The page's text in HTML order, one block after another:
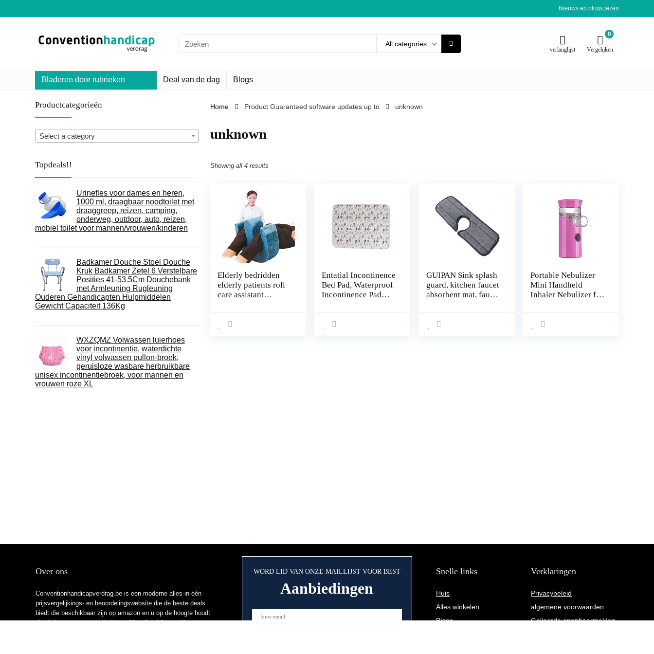
Nieuws en blogs lezen
Search
for:
All categories
verlanglijst
0
Vergelijken
Bladeren door rubrieken Deal van de dag Blogs
Productcategorieën
Select a category
Topdeals!!
Urinefles voor dames en heren,
1000 ml, draagbaar noodtoilet met
draaggreep, reizen, camping,
onderweg, outdoor, auto, reizen,
mobiel toilet voor mannen/vrouwen/kinderen
Badkamer Douche Stoel Douche
Kruk Badkamer Zetel 6 Verstelbare
Posities 41-53.5Cm Douchebank
met Armleuning Rugleuning
Ouderen Gehandicapten Hulpmiddelen
Gewicht Capaciteit 136Kg
WXZQMZ Volwassen luierhoes
voor incontinentie, waterdichte
vinyl volwassen pullon-broek,
geruisloze wasbare herbruikbare
unisex incontinentiebroek, voor mannen en
vrouwen roze XL
Home Product Guaranteed software updates up to ‎unknown
‎unknown
Showing all 4 results
Elderly bedridden
elderly patients roll
care assistant
side lying turn pillow
Entatial Incontinence
Bed Pad, Waterproof
Incontinence Pad
Baby for Elderly for
GUIPAN Sink splash
guard, kitchen faucet
absorbent mat, faucet
drying mat pads for
Portable Nebulizer
Mini Handheld
Inhaler Nebulizer for
Equipment Asthma
Over ons
Conventionhandicapverdrag.be is een moderne alles-in-één
prijsvergelijkings- en beoordelingswebsite die de beste deals
biedt die beschikbaar zijn op amazon en u op de hoogte houdt
via de laatst toegevoegde blogs. Alle afbeeldingen zijn
WORD LID VAN ONZE MAILLIJST VOOR BEST
Aanbiedingen
Snelle links
Huis
Alles winkelen
Blogs
Verklaringen
Privacybeleid
algemene voorwaarden
Gelieerde openbaarmaking